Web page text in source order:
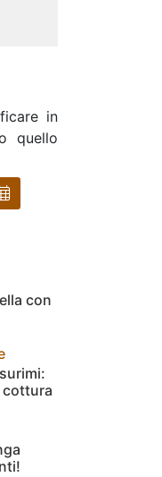
in
quello
con
cottura